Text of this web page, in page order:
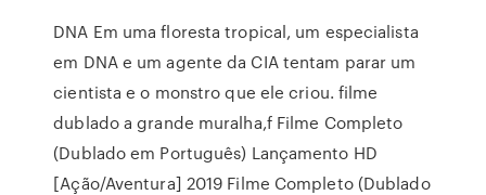
DNA Em uma floresta tropical, um especialista
em DNA e um agente da CIA tentam parar um
cientista e o monstro que ele criou. filme
dublado a grande muralha,f Filme Completo
(Dublado em Português) Lançamento HD
[Ação/Aventura] 2019 Filme Completo (Dublado